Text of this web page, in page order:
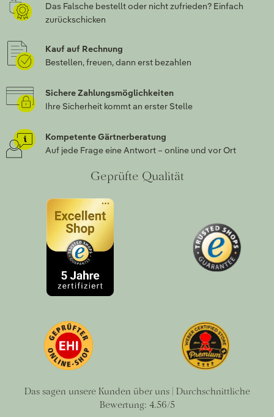
Das Falsche bestellt oder nicht zufrieden? Einfach
zurückschicken
Kauf auf Rechnung
Bestellen, freuen, dann erst bezahlen
Sichere Zahlungsmöglichkeiten
Ihre Sicherheit kommt an erster Stelle
Kompetente Gärtnerberatung
Auf jede Frage eine Antwort – online und vor Ort
Geprüfte Qualität
Das sagen unsere Kunden über uns | Durchschnittliche
Bewertung: 4.56/5